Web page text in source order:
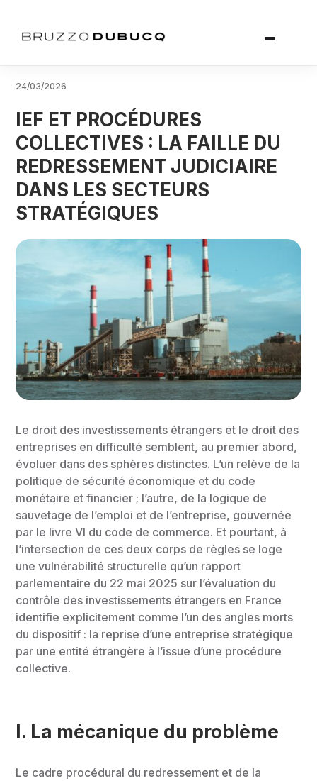
24/03/2026
IEF ET PROCÉDURES
COLLECTIVES : LA FAILLE DU
REDRESSEMENT JUDICIAIRE
DANS LES SECTEURS
STRATÉGIQUES
Le droit des investissements étrangers et le droit des
entreprises en difficulté semblent, au premier abord,
évoluer dans des sphères distinctes. L’un relève de la
politique de sécurité économique et du code
monétaire et financier ; l’autre, de la logique de
sauvetage de l’emploi et de l’entreprise, gouvernée
par le livre VI du code de commerce. Et pourtant, à
l’intersection de ces deux corps de règles se loge
une vulnérabilité structurelle qu’un rapport
parlementaire du 22 mai 2025 sur l’évaluation du
contrôle des investissements étrangers en France
identifie explicitement comme l’un des angles morts
du dispositif : la reprise d’une entreprise stratégique
par une entité étrangère à l’issue d’une procédure
collective.
I. La mécanique du problème
Le cadre procédural du redressement et de la